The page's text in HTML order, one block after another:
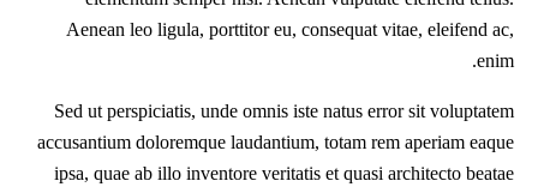
Aenean leo ligula, porttitor eu, consequat vitae, eleifend ac,
enim.
Sed ut perspiciatis, unde omnis iste natus error sit voluptatem
accusantium doloremque laudantium, totam rem aperiam eaque
ipsa, quae ab illo inventore veritatis et quasi architecto beatae